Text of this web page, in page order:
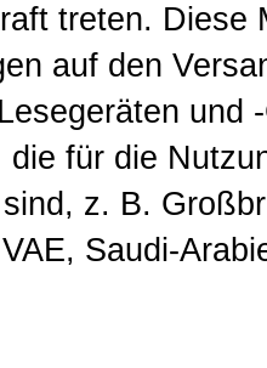
treten. Diese
auf den
und
die für die
z. B.
Saudi-